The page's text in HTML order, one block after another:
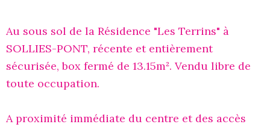
Au sous sol de la Résidence "Les Terrins" à
SOLLIES-PONT, récente et entièrement
sécurisée, box fermé de 13.15m². Vendu libre de
toute occupation.
A proximité immédiate du centre et des accès